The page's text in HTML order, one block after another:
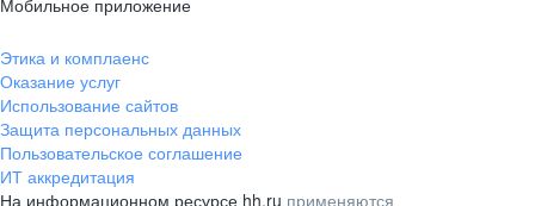
Мобильное приложение
Этика и комплаенс
Оказание услуг
Использование сайтов
Защита персональных данных
Пользовательское соглашение
ИТ аккредитация
На информационном ресурсе hh.ru применяются